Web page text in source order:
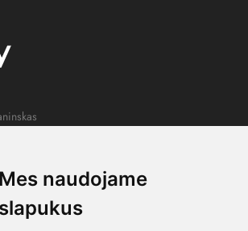
Mes naudojame
slapukus
nr.:
78578